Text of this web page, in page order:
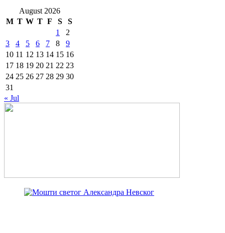
August 2026
M T W T F S
S
1
2
3
4 5 6 7 8
9
10 11 12 13 14 15 16
17 18 19 20 21 22 23
24 25 26 27 28 29 30
31
« Jul